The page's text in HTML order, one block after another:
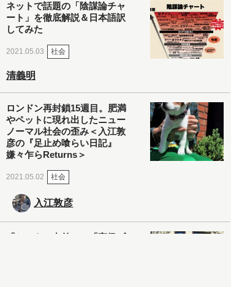
ネットで話題の「陰謀論チャ
ート」を徹底解説＆日本語訳
してみた
2021.05.03 社会
清義明
ロンドン再封鎖15週目。肥満
やペットに現れ出したニュー
ノーマル社会の歪み＜入江敦
彦の『足止め喰らい日記』
嫌々乍らReturns＞
2021.05.02 社会
入江敦彦
「ケーキの出前」に「高級ブ